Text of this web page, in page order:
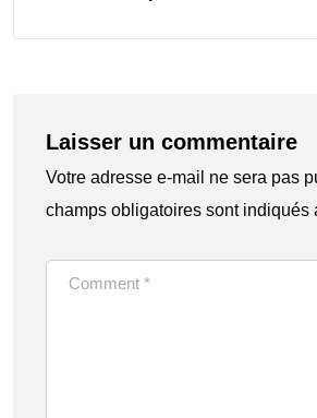
Laisser un commentaire
Votre adresse e-mail ne sera pas
champs obligatoires sont indiqués